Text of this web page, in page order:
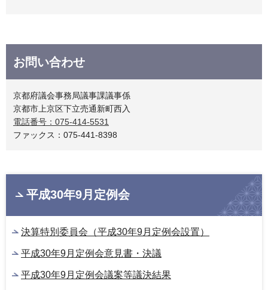
お問い合わせ
京都府議会事務局議事課議事係
京都市上京区下立売通新町西入
電話番号：075-414-5531
ファックス：075-441-8398
平成30年9月定例会
決算特別委員会（平成30年9月定例会設置）
平成30年9月定例会意見書・決議
平成30年9月定例会議案等議決結果